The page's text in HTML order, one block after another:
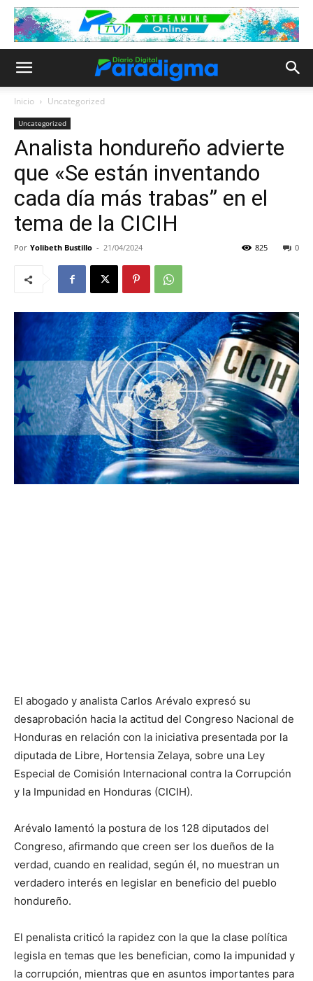
Inicio Uncategorized
Uncategorized
Analista hondureño advierte
que «Se están inventando
cada día más trabas” en el
tema de la CICIH
Por Yolibeth Bustillo - 21/04/2024 0
825
El abogado y analista Carlos Arévalo expresó su
desaprobación hacia la actitud del Congreso Nacional de
Honduras en relación con la iniciativa presentada por la
diputada de Libre, Hortensia Zelaya, sobre una Ley
Especial de Comisión Internacional contra la Corrupción
y la Impunidad en Honduras (CICIH).
Arévalo lamentó la postura de los 128 diputados del
Congreso, afirmando que creen ser los dueños de la
verdad, cuando en realidad, según él, no muestran un
verdadero interés en legislar en beneficio del pueblo
hondureño.
El penalista criticó la rapidez con la que la clase política
legisla en temas que les benefician, como la impunidad y
la corrupción, mientras que en asuntos importantes para